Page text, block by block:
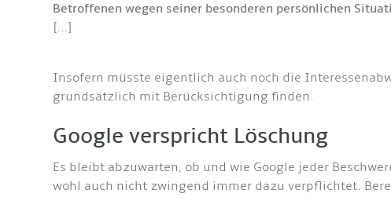
Betroffenen wegen seiner besonderen persönlichen
[…]
Insofern müsste eigentlich auch noch die
grundsätzlich mit Berücksichtigung finden.
Google verspricht Löschung
Es bleibt abzuwarten, ob und wie Google jeder
wohl auch nicht zwingend immer dazu verpflichtet.